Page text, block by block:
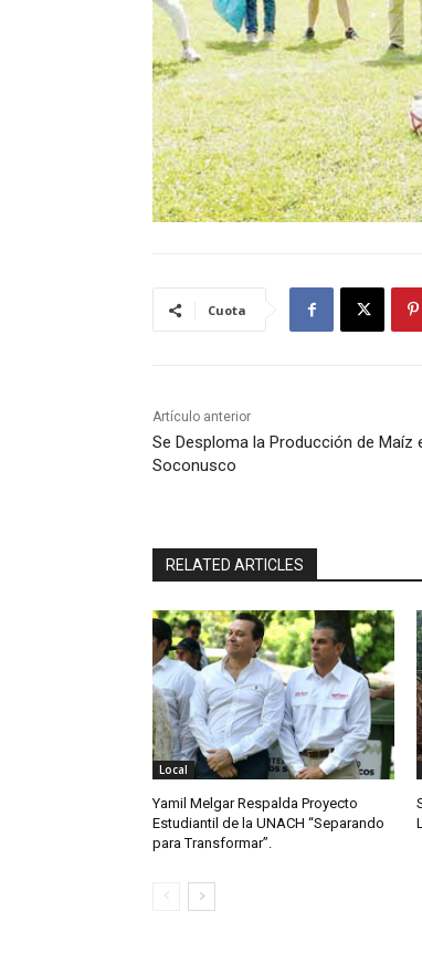
Cuota
Artículo anterior
Se Desploma la Producción de Maíz
Soconusco
RELATED ARTICLES
Local
Yamil Melgar Respalda Proyecto
Estudiantil de la UNACH “Separando
para Transformar”.